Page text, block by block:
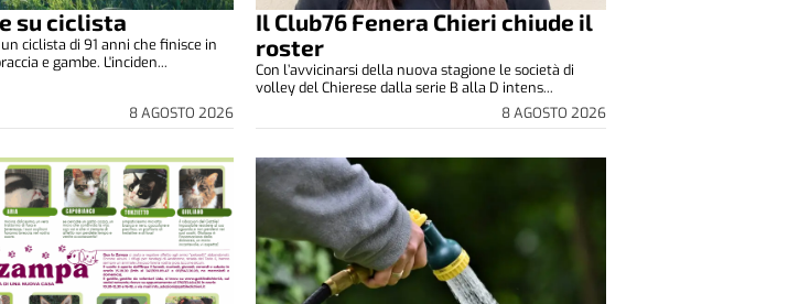
su ciclista
8 AGOSTO 2026
ciclista di 91 anni che finisce in
e gambe. L'inciden...
Il Club76 Fenera Chieri chiude il
roster
8 AGOSTO 2026
Con l’avvicinarsi della nuova stagione le società di
volley del Chierese dalla serie B alla D intens...